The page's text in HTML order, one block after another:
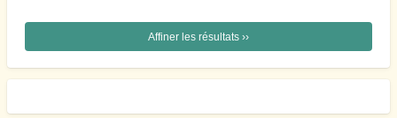
Affiner les résultats ››